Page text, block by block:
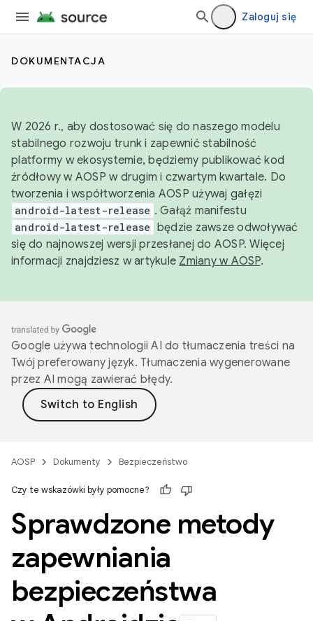
Zaloguj się
DOKUMENTACJA
W 2026 r., aby dostosować się do naszego modelu
stabilnego rozwoju trunk i zapewnić stabilność
platformy w ekosystemie, będziemy publikować kod
źródłowy w AOSP w drugim i czwartym kwartale. Do
tworzenia i współtworzenia AOSP używaj gałęzi
android-latest-release . Gałąź manifestu
android-latest-release będzie zawsze odwoływać
się do najnowszej wersji przesłanej do AOSP. Więcej
informacji znajdziesz w artykule Zmiany w AOSP.
Google używa technologii AI do tłumaczenia treści na
Twój preferowany język. Tłumaczenia wygenerowane
przez AI mogą zawierać błędy.
AOSP Dokumenty Bezpieczeństwo
Czy te wskazówki były pomocne?
Sprawdzone metody
zapewniania
bezpieczeństwa